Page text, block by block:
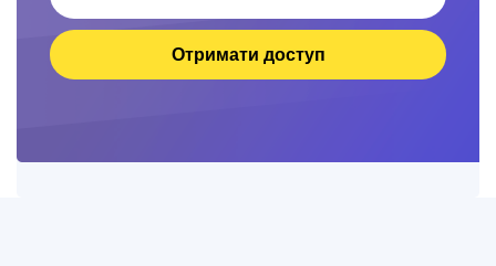
Отримати доступ